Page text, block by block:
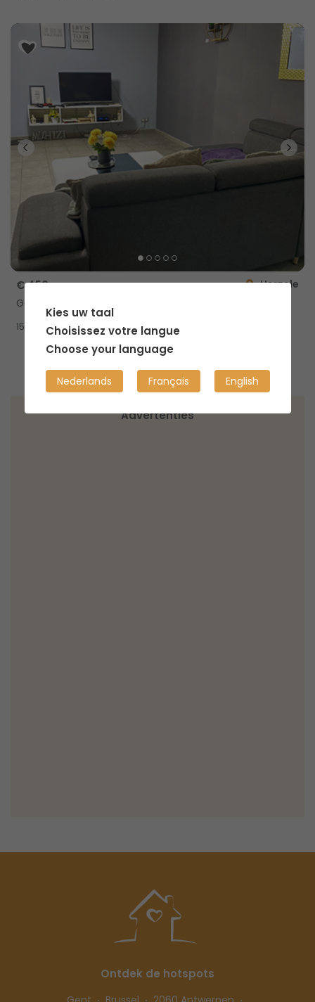
€ 450
Herzele
Gedeelde woning
15m
Advertenties
Ontdek de hotspots
Kies uw taal
Choisissez votre langue
Choose your language
Nederlands Français English